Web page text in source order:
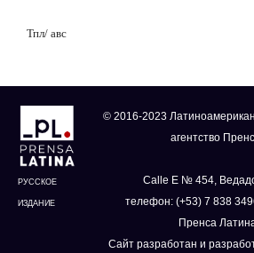
Тпл/ авс
РУССКОЕ
ИЗДАНИЕ
© 2016-2023
агентство
Calle E № 454,
телефон: (+53) 7 838
Пренса
Сайт разработан и